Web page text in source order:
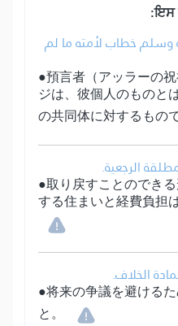
ਇਸ
وسلم خطاب لأمته ما لم
●預言者（アッラーの
ジは、彼個人のものと
の共同体に対するもの
الرجعية.
●取り戻すことのでき
する住まいと経費負担
الخلاف.
●将来の争議を避ける
と。